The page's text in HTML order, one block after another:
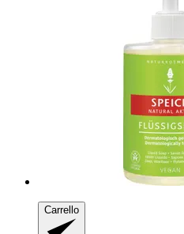
Carrello